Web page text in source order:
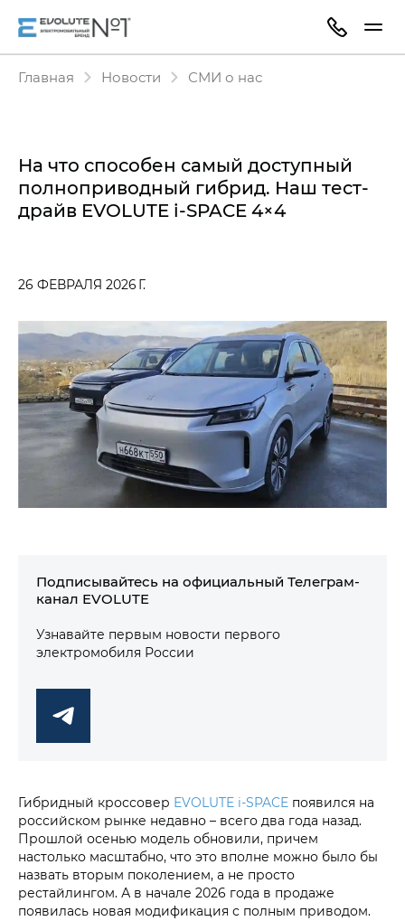
Главная Новости СМИ о нас
На что способен самый доступный
полноприводный гибрид. Наш тест-
драйв EVOLUTE i‑SPACE 4×4
26 ФЕВРАЛЯ 2026 Г.
Подписывайтесь на официальный Телеграм-
канал EVOLUTE
Узнавайте первым новости первого
электромобиля России
Гибридный кроссовер EVOLUTE i‑SPACE появился на
российском рынке недавно – всего два года назад.
Прошлой осенью модель обновили, причем
настолько масштабно, что это вполне можно было бы
назвать вторым поколением, а не просто
рестайлингом. А в начале 2026 года в продаже
появилась новая модификация с полным приводом.